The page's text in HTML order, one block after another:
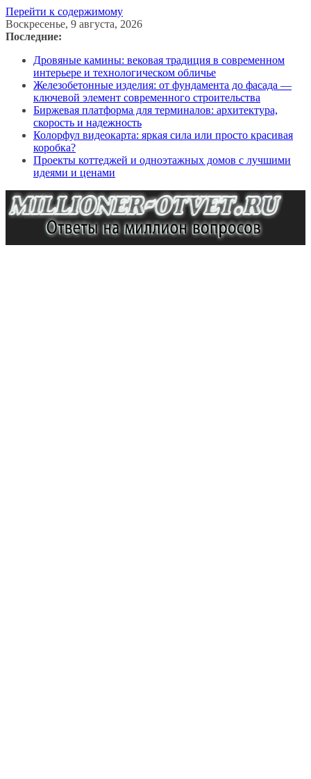
Перейти к содержимому
Воскресенье, 9 августа, 2026
Последние:
Дровяные камины: вековая традиция в современном
интерьере и технологическом обличье
Железобетонные изделия: от фундамента до фасада —
ключевой элемент современного строительства
Биржевая платформа для терминалов: архитектура,
скорость и надежность
Колорфул видеокарта: яркая сила или просто красивая
коробка?
Проекты коттеджей и одноэтажных домов с лучшими
идеями и ценами